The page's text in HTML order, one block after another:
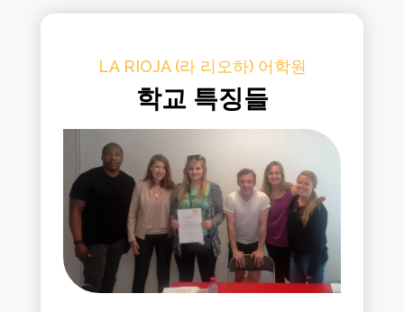
LA RIOJA (라 리오하) 어학원
학교 특징들